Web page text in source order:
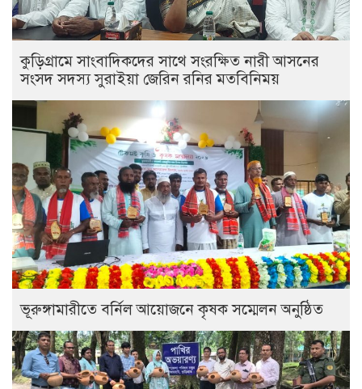
কুড়িগ্রামে সাংবাদিকদের সাথে সংরক্ষিত নারী আসনের
সংসদ সদস্য সুরাইয়া জেরিন রনির মতবিনিময়
ভূরুঙ্গামারীতে বর্নিল আয়োজনে কৃষক সম্মেলন অনুষ্ঠিত